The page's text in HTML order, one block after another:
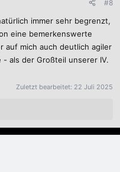
#8
immer sehr begrenzt,
eine bemerkenswerte
auf mich auch deutlich agiler
als der Großteil unserer IV.
Zuletzt bearbeitet: 22 Juli 2025